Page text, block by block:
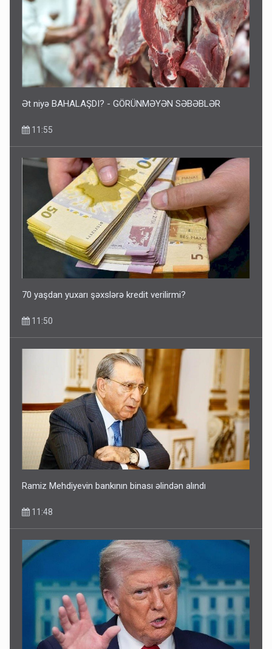
Ət niyə BAHALAŞDI? - GÖRÜNMƏYƏN SƏBƏBLƏR
11:55
70 yaşdan yuxarı şəxslərə kredit verilirmi?
11:50
Ramiz Mehdiyevin bankının binası əlindən alındı
11:48